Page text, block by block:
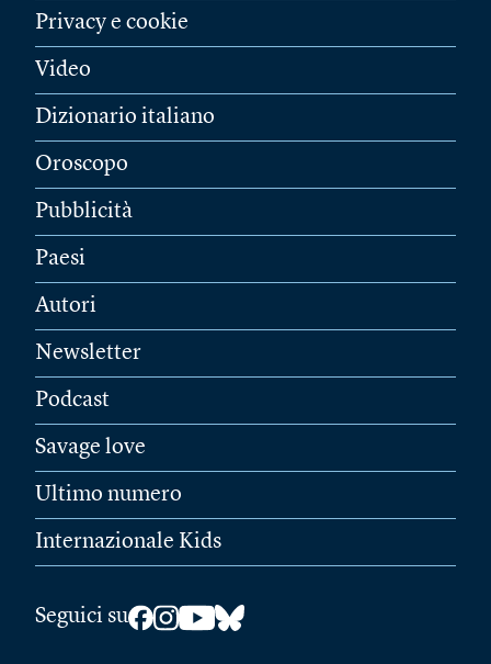
Privacy e cookie
Video
Dizionario italiano
Oroscopo
Pubblicità
Paesi
Autori
Newsletter
Podcast
Savage love
Ultimo numero
Internazionale Kids
Seguici su